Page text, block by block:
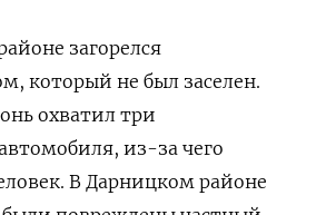
загорелся
который не был заселен.
охватил три
из-за чего
В Дарницком районе